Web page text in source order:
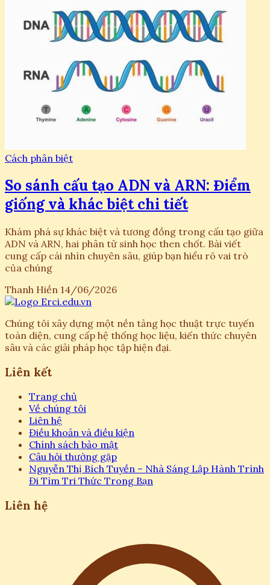
Cách phân biệt
So sánh cấu tạo ADN và ARN: Điểm
giống và khác biệt chi tiết
Khám phá sự khác biệt và tương đồng trong cấu tạo giữa
ADN và ARN, hai phân tử sinh học then chốt. Bài viết
cung cấp cái nhìn chuyên sâu, giúp bạn hiểu rõ vai trò
của chúng
Thanh Hiền 14/06/2026
Chúng tôi xây dựng một nền tảng học thuật trực tuyến
toàn diện, cung cấp hệ thống học liệu, kiến thức chuyên
sâu và các giải pháp học tập hiện đại.
Liên kết
Trang chủ
Về chúng tôi
Liên hệ
Điều khoản và điều kiện
Chính sách bảo mật
Câu hỏi thường gặp
Nguyễn Thị Bích Tuyền – Nhà Sáng Lập Hành Trình
Đi Tìm Tri Thức Trong Bạn
Liên hệ